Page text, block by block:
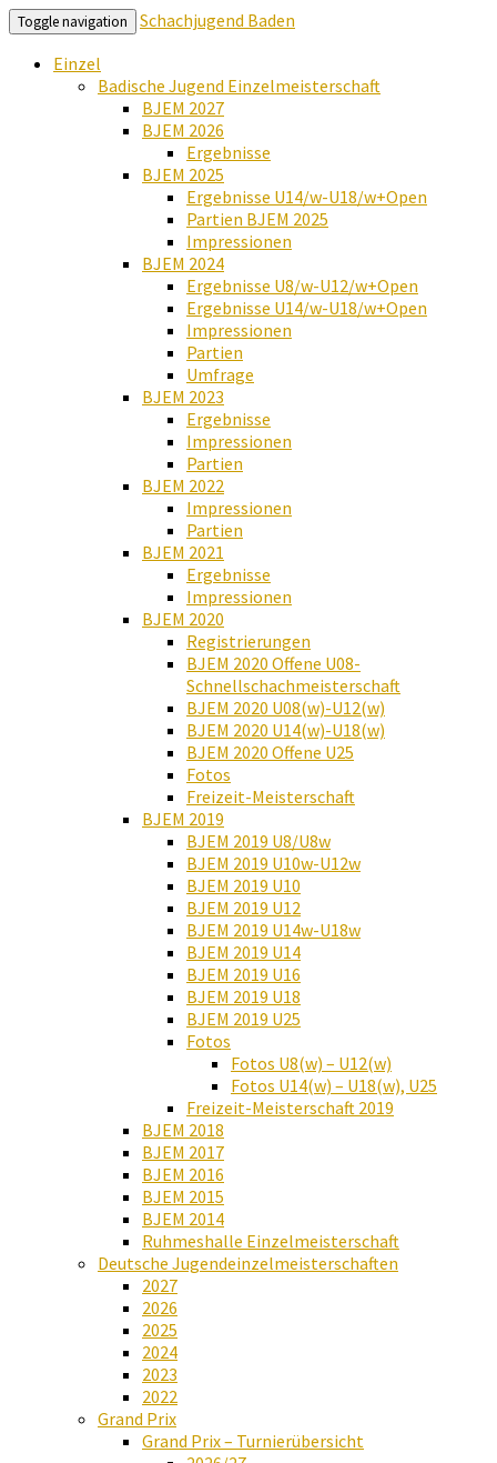
Toggle navigation
Schachjugend Baden
Einzel
Badische Jugend Einzelmeisterschaft
BJEM 2027
BJEM 2026
Ergebnisse
BJEM 2025
Ergebnisse U14/w-U18/w+Open
Partien BJEM 2025
Impressionen
BJEM 2024
Ergebnisse U8/w-U12/w+Open
Ergebnisse U14/w-U18/w+Open
Impressionen
Partien
Umfrage
BJEM 2023
Ergebnisse
Impressionen
Partien
BJEM 2022
Impressionen
Partien
BJEM 2021
Ergebnisse
Impressionen
BJEM 2020
Registrierungen
BJEM 2020 Offene U08-
Schnellschachmeisterschaft
BJEM 2020 U08(w)-U12(w)
BJEM 2020 U14(w)-U18(w)
BJEM 2020 Offene U25
Fotos
Freizeit-Meisterschaft
BJEM 2019
BJEM 2019 U8/U8w
BJEM 2019 U10w-U12w
BJEM 2019 U10
BJEM 2019 U12
BJEM 2019 U14w-U18w
BJEM 2019 U14
BJEM 2019 U16
BJEM 2019 U18
BJEM 2019 U25
Fotos
Fotos U8(w) – U12(w)
Fotos U14(w) – U18(w), U25
Freizeit-Meisterschaft 2019
BJEM 2018
BJEM 2017
BJEM 2016
BJEM 2015
BJEM 2014
Ruhmeshalle Einzelmeisterschaft
Deutsche Jugendeinzelmeisterschaften
2027
2026
2025
2024
2023
2022
Grand Prix
Grand Prix – Turnierübersicht